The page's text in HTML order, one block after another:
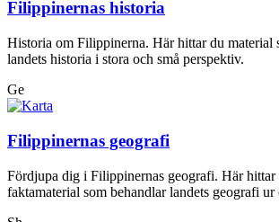
Filippinernas historia
Historia om Filippinerna. Här hittar du material
landets historia i stora och små perspektiv.
Ge
Filippinernas geografi
Fördjupa dig i Filippinernas geografi. Här hittar
faktamaterial som behandlar landets geografi ur